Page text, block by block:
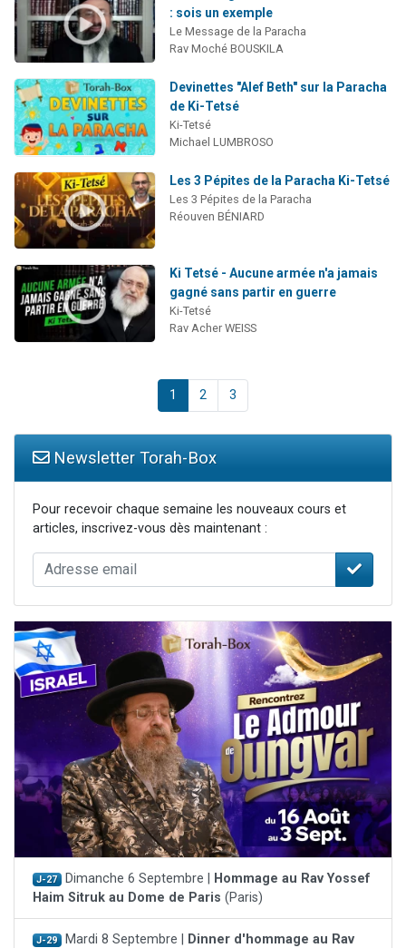
: sois un exemple
Le Message de la Paracha
Rav Moché BOUSKILA
Devinettes "Alef Beth" sur la Paracha
de Ki-Tetsé
Ki-Tetsé
Michael LUMBROSO
Les 3 Pépites de la Paracha Ki-Tetsé
Les 3 Pépites de la Paracha
Réouven BÉNIARD
Ki Tetsé - Aucune armée n'a jamais
gagné sans partir en guerre
Ki-Tetsé
Rav Acher WEISS
1 2 3
Newsletter Torah-Box
Pour recevoir chaque semaine les nouveaux cours et
articles, inscrivez-vous dès maintenant :
J-27 Dimanche 6 Septembre |
Hommage au Rav Yossef
Haim Sitruk au Dome de Paris (Paris)
J-29 Mardi 8 Septembre |
Dinner d'hommage au Rav